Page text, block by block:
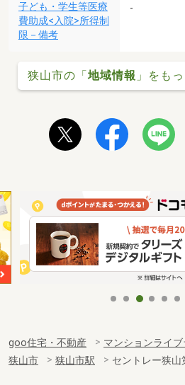
子ども・学生等医療
費助成<入院>所得制
限－備考
-
狭山市の「地域情報 」をも
goo住宅・不動産 マンションライブ
狭山市
狭山市駅 セントレー狭山